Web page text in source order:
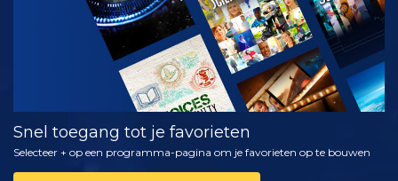
Snel toegang tot je favorieten
Selecteer + op een programma-pagina om je favorieten op te bouwen